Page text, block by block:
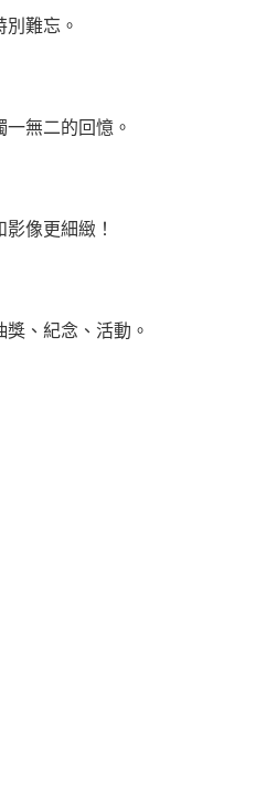
難忘。
無二的回憶。
像更細緻！
、紀念、活動。